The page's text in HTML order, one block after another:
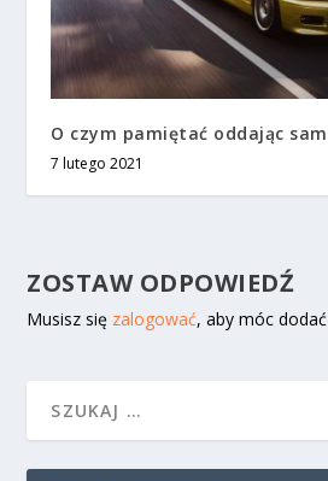
O czym pamiętać oddając
7 lutego 2021
ZOSTAW ODPOWIEDŹ
Musisz się zalogować, aby móc